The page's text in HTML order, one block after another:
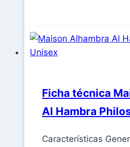
Ficha técnica
Al Hambra
Características